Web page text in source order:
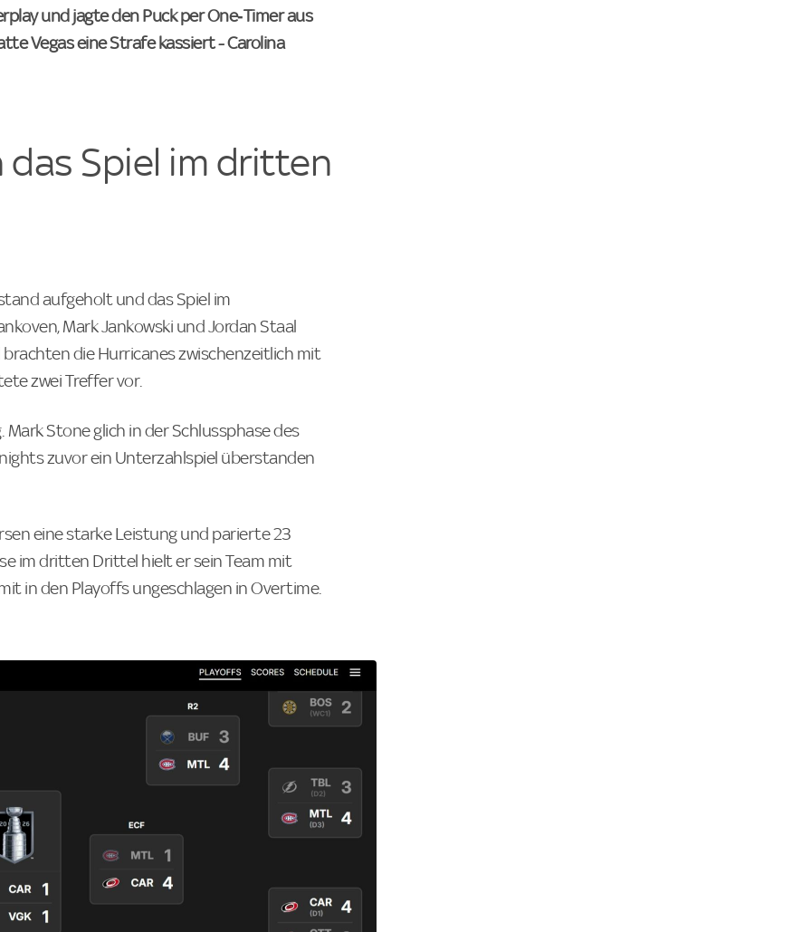
und jagte den Puck per One‑Timer aus
Vegas eine Strafe kassiert - Carolina
Spiel im dritten
aufgeholt und das Spiel im
Mark Jankowski und Jordan Staal
die Hurricanes zwischenzeitlich mit
zwei Treffer vor.
Stone glich in der Schlussphase des
zuvor ein Unterzahlspiel überstanden
eine starke Leistung und parierte 23
im dritten Drittel hielt er sein Team mit
in den Playoffs ungeschlagen in Overtime.